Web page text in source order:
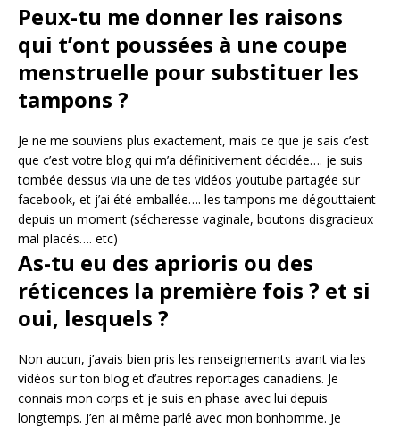
Peux-tu me donner les raisons
qui t’ont poussées à une coupe
menstruelle pour substituer les
tampons ?
Je ne me souviens plus exactement, mais ce que je sais c’est
que c’est votre blog qui m’a définitivement décidée…. je suis
tombée dessus via une de tes vidéos youtube partagée sur
facebook, et j’ai été emballée…. les tampons me dégouttaient
depuis un moment (sécheresse vaginale, boutons disgracieux
mal placés…. etc)
As-tu eu des aprioris ou des
réticences la première fois ? et si
oui, lesquels ?
Non aucun, j’avais bien pris les renseignements avant via les
vidéos sur ton blog et d’autres reportages canadiens. Je
connais mon corps et je suis en phase avec lui depuis
longtemps. J’en ai même parlé avec mon bonhomme. Je